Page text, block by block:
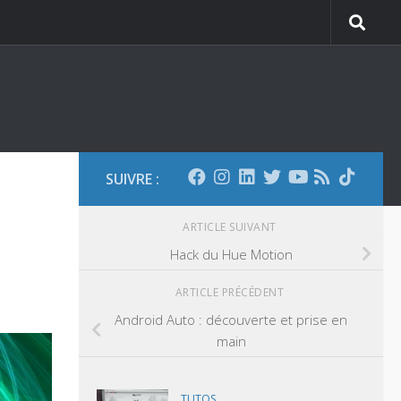
SUIVRE :
ARTICLE SUIVANT
Hack du Hue Motion
ARTICLE PRÉCÉDENT
Android Auto : découverte et prise en
main